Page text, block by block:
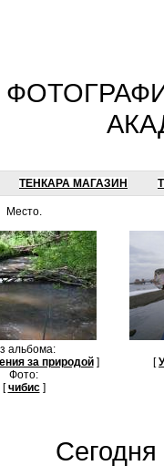
ТЕНКАРА МАГАЗИН
Место.
альбома:
за природой]
Фото:
[чибис]
[